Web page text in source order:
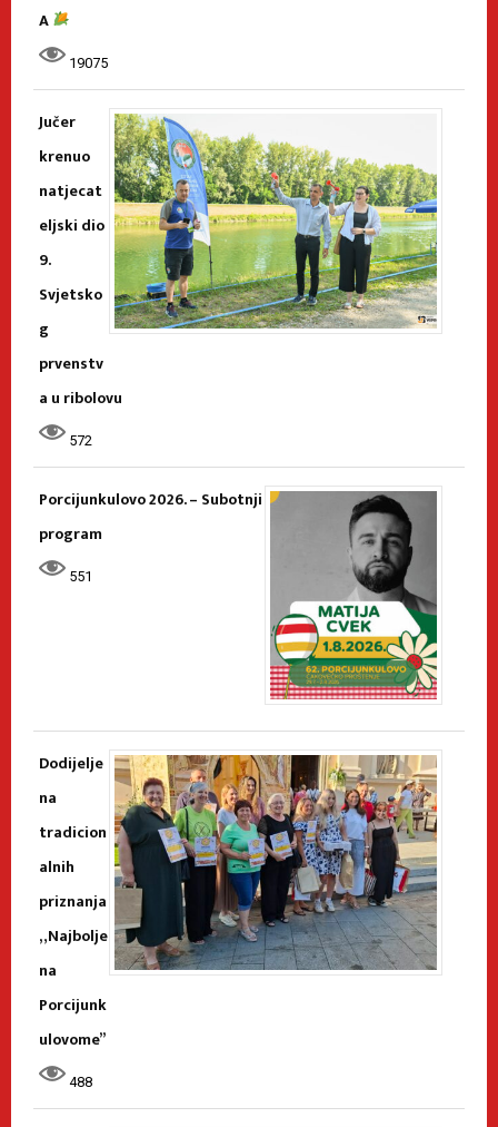
A
19075
Jučer
krenuo
natjecat
eljski dio
9.
Svjetsko
g
prvenstv
a u ribolovu
572
Porcijunkulovo 2026. – Subotnji
program
551
Dodijelje
na
tradicion
alnih
priznanja
„Najbolje
na
Porcijunk
ulovome”
488